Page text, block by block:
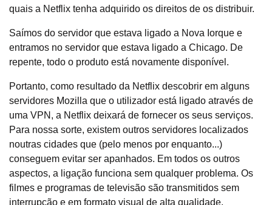
quais a Netflix tenha adquirido os direitos de os distribuir.
Saímos do servidor que estava ligado a Nova Iorque e
entramos no servidor que estava ligado a Chicago. De
repente, todo o produto está novamente disponível.
Portanto, como resultado da Netflix descobrir em alguns
servidores Mozilla que o utilizador está ligado através de
uma VPN, a Netflix deixará de fornecer os seus serviços.
Para nossa sorte, existem outros servidores localizados
noutras cidades que (pelo menos por enquanto...)
conseguem evitar ser apanhados. Em todos os outros
aspectos, a ligação funciona sem qualquer problema. Os
filmes e programas de televisão são transmitidos sem
interrupção e em formato visual de alta qualidade.